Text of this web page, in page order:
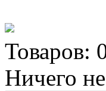
Товаров:
Ничего